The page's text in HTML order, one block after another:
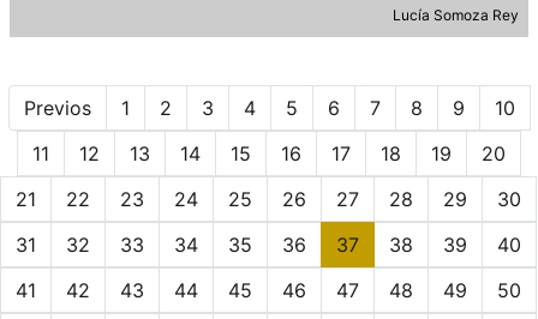
Lucía Somoza Rey
Previos 1 2 3 4 5 6 7 8 9
10
11
12 13 14 15 16 17 18 19
20
21
22 23 24 25 26 27 28 29
30
31
32 33 34 35 36 37 38 39
40
41
42 43 44 45 46 47 48 49
50